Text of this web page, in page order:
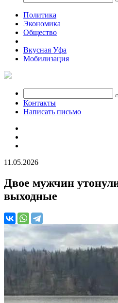
Политика
Экономика
Общество
Вкусная Уфа
Мобилизация
Контакты
Написать письмо
11.05.2026
Двое мужчин
выходные